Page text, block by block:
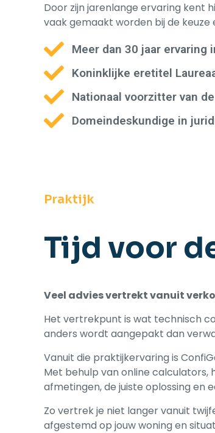
Door zijn jarenlange ervaring kent
vaak gemaakt worden bij de
Meer dan 30 jaar ervaring
Koninklijke eretitel
Nationaal voorzitter van
Domeindeskundige in
Praktijk
Tijd voor
Veel advies vertrekt vanuit
Het vertrekpunt is wat technisch
anders wordt aangepakt dan
Vanuit die praktijkervaring is
Met behulp van online calculators,
afmetingen, de juiste oplossing en
Zo vertrek je niet langer vanuit
afgestemd op jouw woning en